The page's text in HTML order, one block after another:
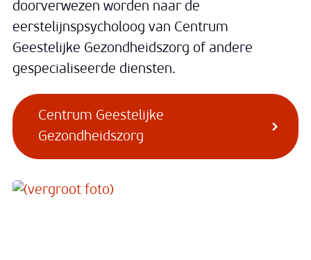
doorverwezen worden naar de
eerstelijnspsycholoog van Centrum
Geestelijke Gezondheidszorg of andere
gespecialiseerde diensten.
Centrum Geestelijke
Gezondheidszorg